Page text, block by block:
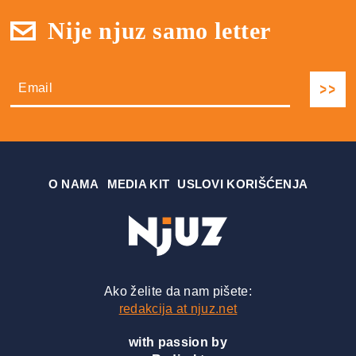
Nije njuz samo letter
О NAMA MEDIA KIT USLOVI KORIŠĆENJA
Ako želite da nam pišete:
redakcija at njuz.net
with passion by